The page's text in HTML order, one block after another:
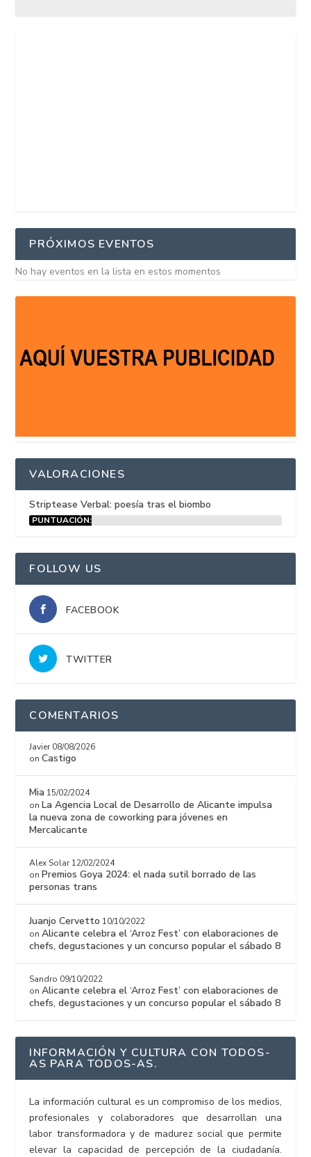
PRÓXIMOS EVENTOS
No hay eventos en la lista en estos momentos
VALORACIONES
Striptease Verbal: poesía tras el biombo
PUNTUACIÓN:
FOLLOW US
FACEBOOK
TWITTER
COMENTARIOS
Javier 08/08/2026
onCastigo
Mia 15/02/2024
on La Agencia Local de Desarrollo de Alicante impulsa
la nueva zona de coworking para jóvenes en
Mercalicante
Alex Solar 12/02/2024
on Premios Goya 2024: el nada sutil borrado de las
personas trans
Juanjo Cervetto 10/10/2022
onAlicante celebra el ‘Arroz Fest’ con elaboraciones de
chefs, degustaciones y un concurso popular el sábado 8
Sandro 09/10/2022
onAlicante celebra el ‘Arroz Fest’ con elaboraciones de
chefs, degustaciones y un concurso popular el sábado 8
INFORMACIÓN Y CULTURA CON TODOS-
AS PARA TODOS-AS.
La información cultural es un compromiso de los medios,
profesionales y colaboradores que desarrollan una
labor transformadora y de madurez social que permite
elevar la capacidad de percepción de la ciudadanía.